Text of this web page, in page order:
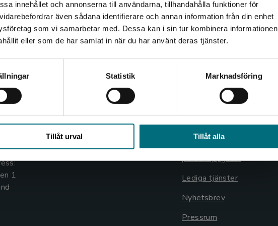
innehållet och annonserna till användarna, tillhandahålla funktioner för
även sådana identifierare och annan information från din enhet
som vi samarbetar med. Dessa kan i sin tur kombinera informationen
eller som de har samlat in när du har använt deras tjänster.
Statistik Marknadsföring
Tillåt urval Tillåt alla
att du besöker nyponochviljaforlag.se via
Sverige. Vi erbjuder inte leveranser
För att kunna slutföra ett köp måste
vara i Sverige.
00
1
Kontakta kundservice
046-31 21 00
Frågor och svar
Köpvillkor
Cookieinställningar
GDPR och
personuppgifter
Lediga tjänster
Nyhetsbrev
Pressrum